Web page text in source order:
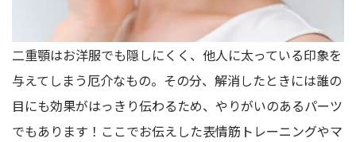
二重顎はお洋服でも隠しにくく、他人に太っている印象を
与えてしまう厄介なもの。その分、解消したときには誰の
目にも効果がはっきり伝わるため、やりがいのあるパーツ
でもあります！ここでお伝えした表情筋トレーニングやマ